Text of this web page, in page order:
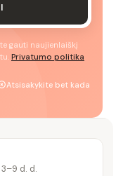
gauti naujienlaiškį
Privatumo politika
Atsisakykite bet kada
d. d.